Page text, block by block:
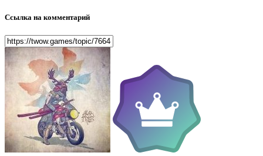
Ссылка на комментарий